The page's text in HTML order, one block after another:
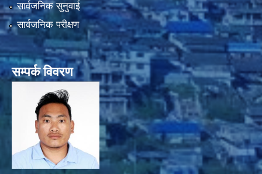
सार्वजनिक सुनुवाई
सार्वजनिक परीक्षण
सम्पर्क विवरण